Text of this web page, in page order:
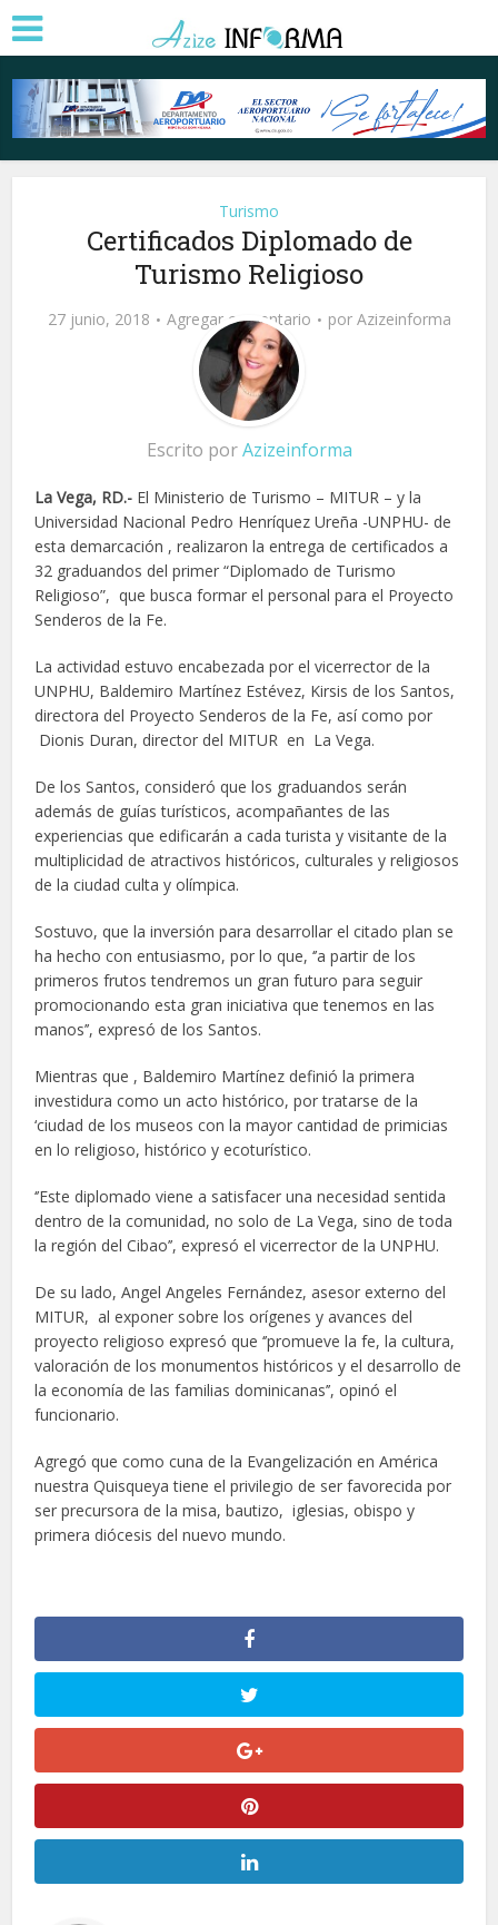
Turismo
Certificados Diplomado de
Turismo Religioso
27 junio, 2018 Agregar comentario por Azizeinforma
Escrito porAzizeinforma
La Vega, RD.- El Ministerio de Turismo – MITUR – y la
Universidad Nacional Pedro Henríquez Ureña -UNPHU- de
esta demarcación , realizaron la entrega de certificados a
32 graduandos del primer “Diplomado de Turismo
Religioso”, que busca formar el personal para el Proyecto
Senderos de la Fe.
La actividad estuvo encabezada por el vicerrector de la
UNPHU, Baldemiro Martínez Estévez, Kirsis de los Santos,
directora del Proyecto Senderos de la Fe, así como por
Dionis Duran, director del MITUR en La Vega.
De los Santos, consideró que los graduandos serán
además de guías turísticos, acompañantes de las
experiencias que edificarán a cada turista y visitante de la
multiplicidad de atractivos históricos, culturales y religiosos
de la ciudad culta y olímpica.
Sostuvo, que la inversión para desarrollar el citado plan se
ha hecho con entusiasmo, por lo que, ‘’a partir de los
primeros frutos tendremos un gran futuro para seguir
promocionando esta gran iniciativa que tenemos en las
manos’’, expresó de los Santos.
Mientras que , Baldemiro Martínez definió la primera
investidura como un acto histórico, por tratarse de la
‘ciudad de los museos con la mayor cantidad de primicias
en lo religioso, histórico y ecoturístico.
‘’Este diplomado viene a satisfacer una necesidad sentida
dentro de la comunidad, no solo de La Vega, sino de toda
la región del Cibao’’, expresó el vicerrector de la UNPHU.
De su lado, Angel Angeles Fernández, asesor externo del
MITUR, al exponer sobre los orígenes y avances del
proyecto religioso expresó que ‘’promueve la fe, la cultura,
valoración de los monumentos históricos y el desarrollo de
la economía de las familias dominicanas’’, opinó el
funcionario.
Agregó que como cuna de la Evangelización en América
nuestra Quisqueya tiene el privilegio de ser favorecida por
ser precursora de la misa, bautizo, iglesias, obispo y
primera diócesis del nuevo mundo.